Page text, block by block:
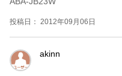
投稿日： 2012年09月06日
akinn